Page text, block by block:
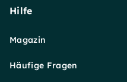
Hilfe
Magazin
Häufige Fragen